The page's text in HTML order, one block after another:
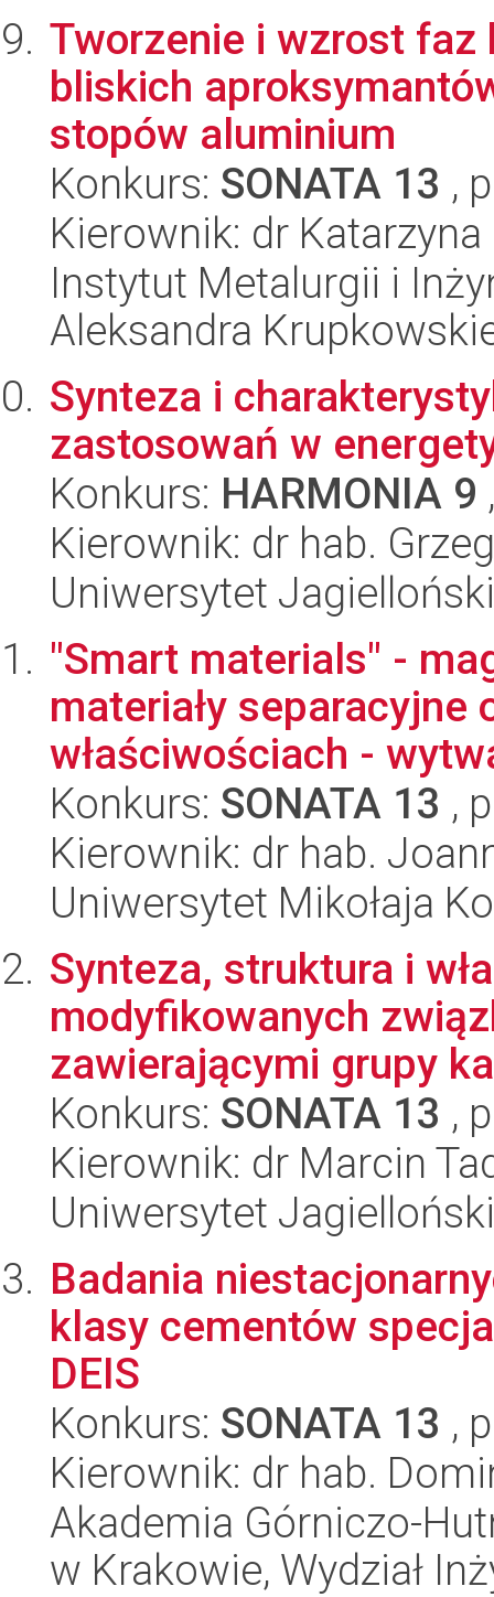
Tworzenie i wzrost
bliskich
stopów aluminium
Konkurs: SONATA 13 ,
Kierownik: dr Katarzyna
Instytut Metalurgii i
Aleksandra
Synteza i
zastosowań w
Konkurs: HARMONIA 9
Kierownik: dr hab.
Uniwersytet
"Smart materials" -
materiały separacyjne
właściwościach -
Konkurs: SONATA 13 ,
Kierownik: dr hab.
Uniwersytet Mikołaja
Synteza, struktura i
modyfikowanych
zawierającymi grupy
Konkurs: SONATA 13 ,
Kierownik: dr Marcin
Uniwersytet
Badania
klasy cementów
DEIS
Konkurs: SONATA 13 ,
Kierownik: dr hab.
Akademia Górniczo-
w Krakowie, Wydział